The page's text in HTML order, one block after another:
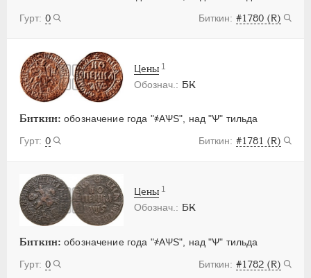
0
#1780 (R)
БК
Биткин: обозначение года "҂АѰS", над "Ѱ" тильда
0
#1781 (R)
Цены 1
БК
Биткин: обозначение года "҂АѰS", над "Ѱ" тильда
0
#1782 (R)
Цены 1